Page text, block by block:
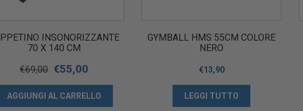
INSONORIZZANTE
70 X 140 CM
€69,00 €55,00
AGGIUNGI AL CARRELLO
GYMBALL HMS 55CM COLORE
NERO
€13,90
LEGGI TUTTO